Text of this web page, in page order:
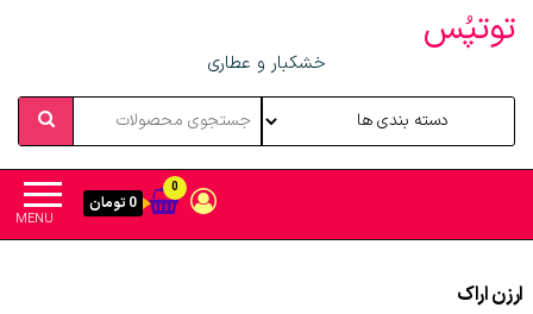
توتپُس
خشکبار و عطاری
MENU
0
0 تومان
ارزن اراک